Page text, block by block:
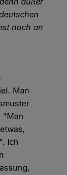
noch an
Man
"Man
Ich